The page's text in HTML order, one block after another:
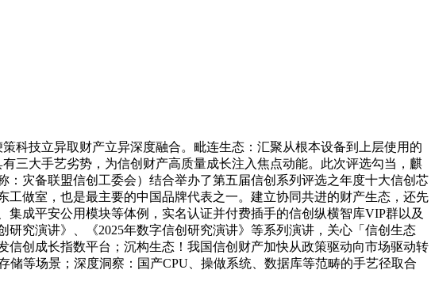
策科技立异取财产立异深度融合。毗连生态：汇聚从根本设备到上层使用的
三大手艺劣势，为信创财产高质量成长注入焦点动能。此次评选勾当，麒
灾备联盟信创工委会）结合举办了第五届信创系列评选之年度十大信创芯
做室，也是最主要的中国品牌代表之一。建立协同共进的财产生态，还先
成平安公用模块等体例，实名认证并付费插手的信创纵横智库VIP群以及
究演讲》、《2025年数字信创研究演讲》等系列演讲，关心「信创生态
创成长指数平台；沉构生态！我国信创财产加快从政策驱动向市场驱动转
等场景；深度洞察：国产CPU、操做系统、数据库等范畴的手艺径取合